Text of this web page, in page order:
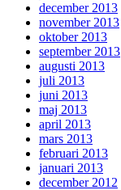
december 2013
november 2013
oktober 2013
september 2013
augusti 2013
juli 2013
juni 2013
maj 2013
april 2013
mars 2013
februari 2013
januari 2013
december 2012